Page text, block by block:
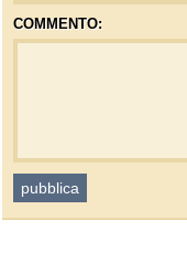
COMMENTO: